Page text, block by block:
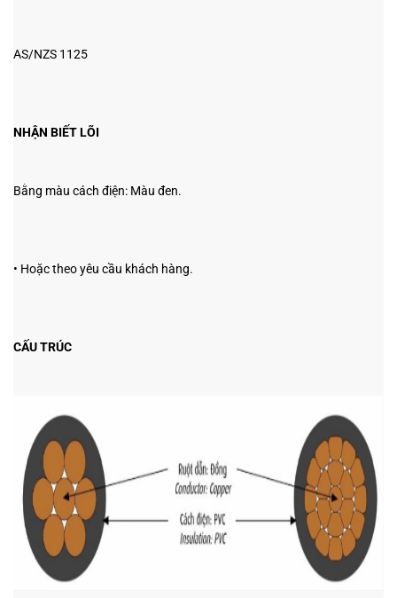
AS/NZS 1125
NHẬN BIẾT LÕI
Bằng màu cách điện: Màu đen.
• Hoặc theo yêu cầu khách hàng.
CẤU TRÚC